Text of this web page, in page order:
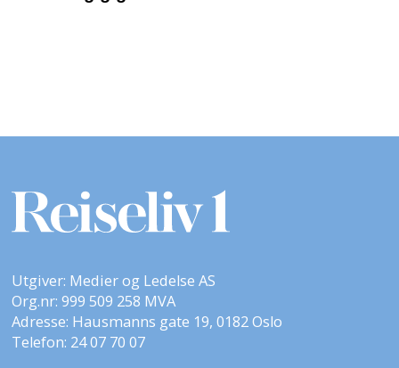
Utgiver: Medier og Ledelse AS
Org.nr: 999 509 258 MVA
Adresse: Hausmanns gate 19, 0182 Oslo
Telefon: 24 07 70 07